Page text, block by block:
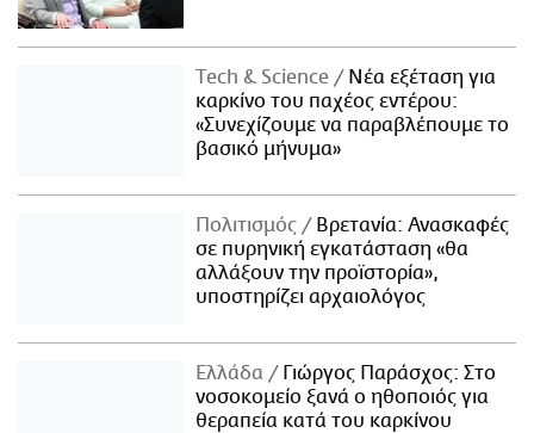
Τech & Science
Νέα εξέταση για
καρκίνο του παχέος εντέρου:
«Συνεχίζουμε να παραβλέπουμε το
βασικό μήνυμα»
Πολιτισμός
Βρετανία: Ανασκαφές
σε πυρηνική εγκατάσταση «θα
αλλάξουν την προϊστορία»,
υποστηρίζει αρχαιολόγος
Ελλάδα
Γιώργος Παράσχος: Στο
νοσοκομείο ξανά ο ηθοποιός για
θεραπεία κατά του καρκίνου